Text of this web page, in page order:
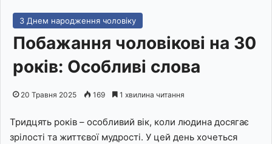
З Днем народження чоловіку
Побажання чоловікові на 30
років: Особливі слова
20 Травня 2025 169 1 хвилина читання
Тридцять років – особливий вік, коли людина досягає
зрілості та життєвої мудрості. У цей день хочеться